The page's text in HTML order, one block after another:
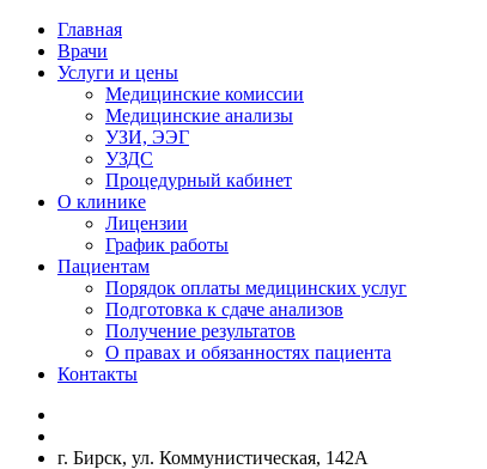
Главная
Врачи
Услуги и цены
Медицинские комиссии
Медицинские анализы
УЗИ, ЭЭГ
УЗДС
Процедурный кабинет
О клинике
Лицензии
График работы
Пациентам
Порядок оплаты медицинских услуг
Подготовка к сдаче анализов
Получение результатов
О правах и обязанностях пациента
Контакты
г. Бирск, ул. Коммунистическая, 142А